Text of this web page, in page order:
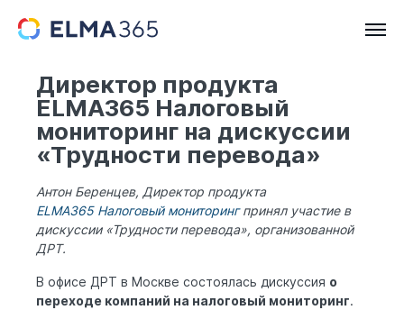
Директор продукта
ELMA365 Налоговый
мониторинг на дискуссии
«Трудности перевода»
Антон Беренцев, Директор продукта
ELMA365 Налоговый мониторингпринял участие в
дискуссии «Трудности перевода», организованной
ДРТ.
В офисе ДРТ в Москве состоялась дискуссия о
переходе компаний на налоговый мониторинг.